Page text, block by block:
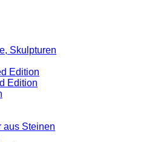
Skulpturen
Edition
Edition
aus Steinen